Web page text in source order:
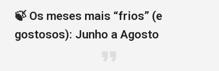
🍃 Os meses mais “frios” (e
gostosos): Junho a Agosto